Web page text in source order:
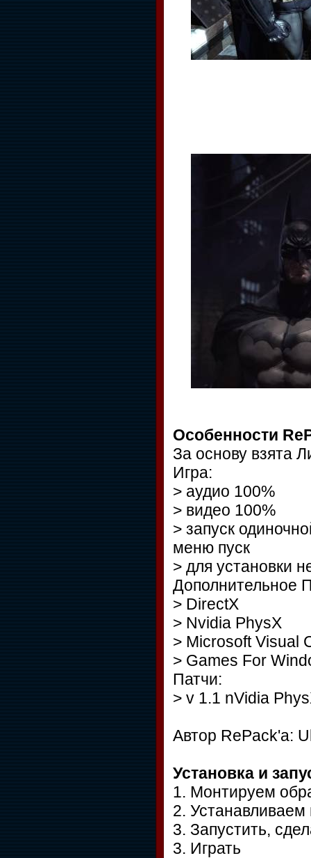
Особенности
За основу взята
Игра:
> аудио 100%
> видео 100%
> запуск
меню пуск
> для установки
Дополнительное
> DirectX
> Nvidia PhysX
> Microsoft Visual
> Games For
Патчи:
> v 1.1 nVidia
Автор RePack'a:
Установка и
1. Монтируем
2. Устанавливаем
3. Запустить,
3. Играть